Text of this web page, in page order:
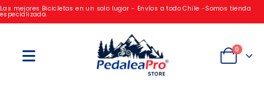
Las mejores Bicicletas en un solo lugar - Envíos a todo Chile -Somos tienda
especializada.
0